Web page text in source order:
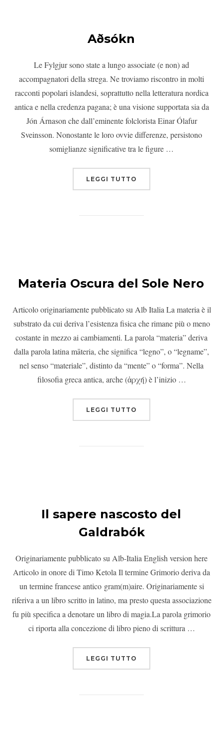
Aðsókn
Le Fylgjur sono state a lungo associate (e non) ad
accompagnatori della strega. Ne troviamo riscontro in molti
racconti popolari islandesi, soprattutto nella letteratura nordica
antica e nella credenza pagana; è una visione supportata sia da
Jón Árnason che dall’eminente folclorista Einar Ólafur
Sveinsson. Nonostante le loro ovvie differenze, persistono
somiglianze significative tra le figure …
LEGGI TUTTO
Materia Oscura del Sole Nero
Articolo originariamente pubblicato su Alb Italia La materia è il
substrato da cui deriva l’esistenza fisica che rimane più o meno
costante in mezzo ai cambiamenti. La parola “materia” deriva
dalla parola latina māteria, che significa “legno”, o “legname”,
nel senso “materiale”, distinto da “mente” o “forma”. Nella
filosofia greca antica, arche (ἀρχή) è l’inizio …
LEGGI TUTTO
Il sapere nascosto del
Galdrabók
Originariamente pubblicato su Alb-Italia English version here
Articolo in onore di Timo Ketola Il termine Grimorio deriva da
un termine francese antico gram(m)aire. Originariamente si
riferiva a un libro scritto in latino, ma presto questa associazione
fu più specifica a denotare un libro di magia.La parola grimorio
ci riporta alla concezione di libro pieno di scrittura …
LEGGI TUTTO